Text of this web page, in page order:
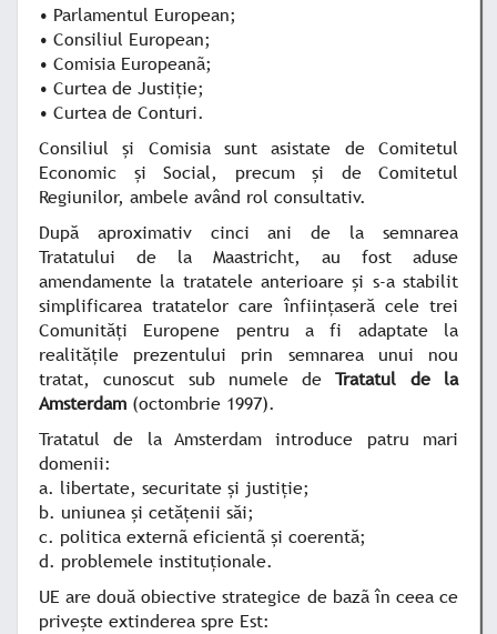
• Parlamentul European;
• Consiliul European;
• Comisia Europeanã;
• Curtea de Justiţie;
• Curtea de Conturi.
Consiliul şi Comisia sunt asistate de Comitetul
Economic şi Social, precum şi de Comitetul
Regiunilor, ambele având rol consultativ.
După aproximativ cinci ani de la semnarea
Tratatului de la Maastricht, au fost aduse
amendamente la tratatele anterioare şi s-a stabilit
simplificarea tratatelor care înfiinţaseră cele trei
Comunităţi Europene pentru a fi adaptate la
realităţile prezentului prin semnarea unui nou
tratat, cunoscut sub numele deTratatul de la
Amsterdam (octombrie 1997).
Tratatul de la Amsterdam introduce patru mari
domenii:
a. libertate, securitate şi justiţie;
b. uniunea şi cetăţenii săi;
c. politica externã eficientã şi coerentă;
d. problemele instituţionale.
UE are două obiective strategice de bazã în ceea ce
priveşte extinderea spre Est: